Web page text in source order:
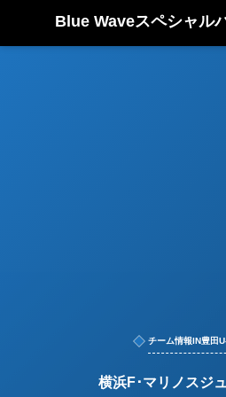
Blue Waveスペシャル
チーム情報IN豊田
横浜F･マリノスジ